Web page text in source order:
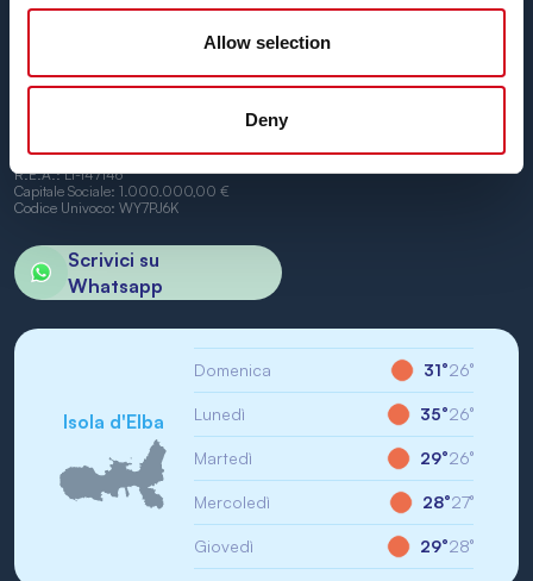
Allow selection
Deny
P.IVA/CF: IT01968710994
R.E.A.: LI-147146
Capitale Sociale: 1.000.000,00 €
Codice Univoco: WY7PJ6K
Scrivici su
Whatsapp
Isola d'Elba
Domenica 31°26°
Lunedì 35°26°
Martedì 29°26°
Mercoledì 28°27°
Giovedì 29°28°